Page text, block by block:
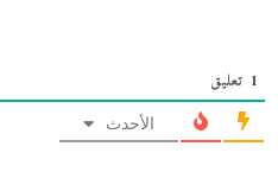
1 تعليق
الأحدث